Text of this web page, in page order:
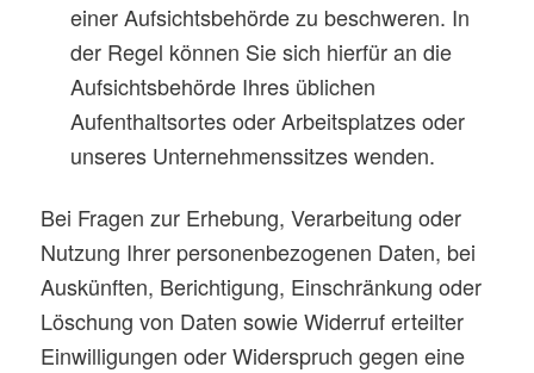
einer Aufsichtsbehörde zu beschweren. In
der Regel können Sie sich hierfür an die
Aufsichtsbehörde Ihres üblichen
Aufenthaltsortes oder Arbeitsplatzes oder
unseres Unternehmenssitzes wenden.
Bei Fragen zur Erhebung, Verarbeitung oder
Nutzung Ihrer personenbezogenen Daten, bei
Auskünften, Berichtigung, Einschränkung oder
Löschung von Daten sowie Widerruf erteilter
Einwilligungen oder Widerspruch gegen eine